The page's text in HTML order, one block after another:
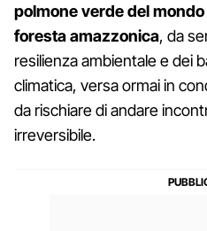
polmone verde del
foresta amazzonica, da
resilienza ambientale e dei
climatica, versa ormai in
da rischiare di andare
irreversibile.